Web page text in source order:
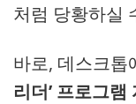
처럼 당황하실
바로, 데스크톱
리더’ 프로그